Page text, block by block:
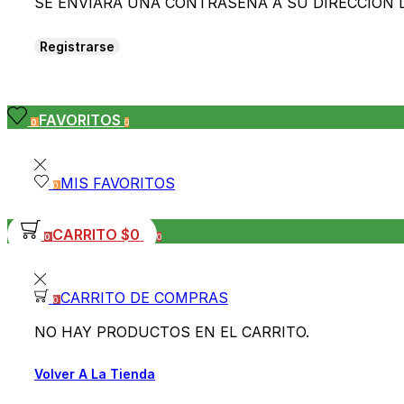
Registrarse
0 FAVORITOS0
0 MIS FAVORITOS
0 CARRITO$0 0
0 CARRITO DE COMPRAS
NO HAY PRODUCTOS EN EL CARRITO.
Volver A La Tienda